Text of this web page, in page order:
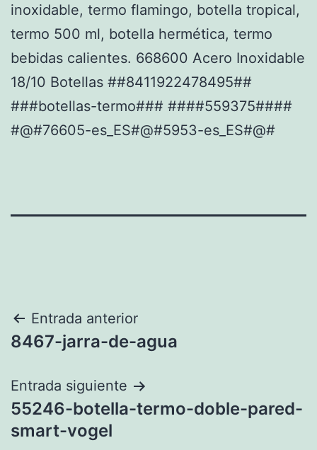
inoxidable, termo flamingo, botella tropical,
termo 500 ml, botella hermética, termo
bebidas calientes. 668600 Acero Inoxidable
18/10 Botellas ##8411922478495##
###botellas-termo### ####559375####
#@#76605-es_ES#@#5953-es_ES#@#
Navegación
de
entradas
Entrada anterior
8467-jarra-de-agua
Entrada siguiente
55246-botella-termo-doble-pared-
smart-vogel